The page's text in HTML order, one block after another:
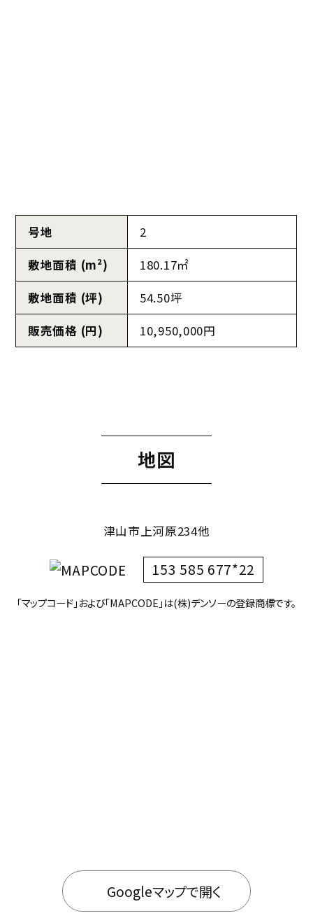
号地
2
敷地面積 (m²)
180.17㎡
敷地面積 (坪)
54.50坪
販売価格 (円)
10,950,000円
地図
津山市上河原234他
153 585 677*22
「マップコード」および「MAPCODE」は(株)デンソーの登録商標です。
Googleマップで開く